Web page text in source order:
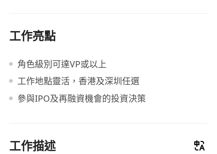
工作亮點
角色級別可達VP或以上
工作地點靈活，香港及深圳任選
參與IPO及再融資機會的投資決策
工作描述